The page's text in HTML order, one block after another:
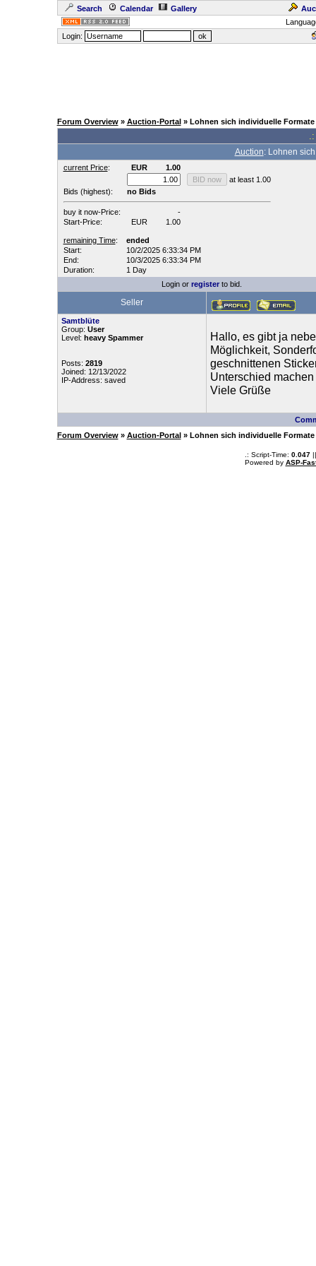
Search Calendar Gallery
Login:
Forum Overview» Auction-Portal» Lohnen sich individuelle
Auction: Lohnen
current Price: EUR
1.00
at least 1.00
Bids (highest):
no Bids
buy it now-Price:
-
Start-Price:
EUR 1.00
remaining Time:
ended
Start:
10/2/2025 6:33:34 PM
End:
10/3/2025 6:33:34 PM
Duration:
1 Day
Login or registerto bid.
Seller
Samtblüte
Group: User
Level: heavy Spammer
Posts: 2819
Joined: 12/13/2022
IP-Address: saved
Hallo, es gibt ja
Möglichkeit,
geschnittenen
Unterschied
Viele Grüße
Forum Overview» Auction-Portal» Lohnen sich individuelle
.: Script-Time: 0.047||
Powered by ASP-